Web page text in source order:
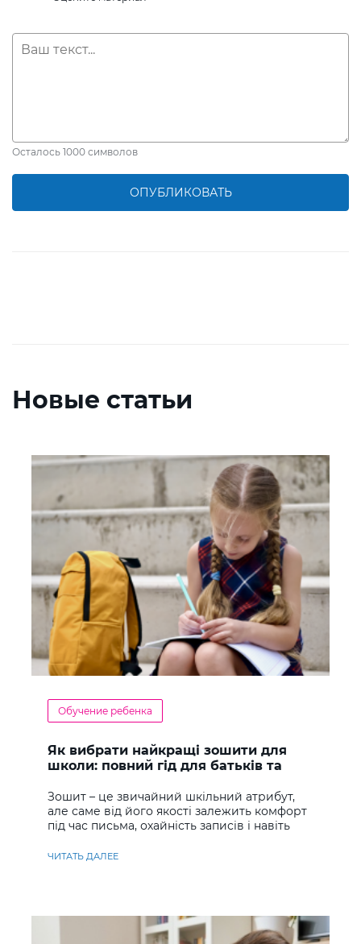
Осталось 1000 символов
ОПУБЛИКОВАТЬ
Новые статьи
Обучение ребенка
Як вибрати найкращі зошити для
школи: повний гід для батьків та
Зошит – це звичайний шкільний атрибут,
але саме від його якості залежить комфорт
під час письма, охайність записів і навіть
ЧИТАТЬ ДАЛЕЕ